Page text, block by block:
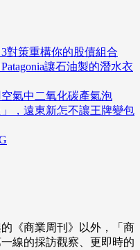
對策重構你的股債組合
讓石油製的潛水衣
氣中二氧化碳產氣泡
，遠東新怎不讓王牌變包
《商業周刊》以外，「商
線的採訪觀察、 更即時的